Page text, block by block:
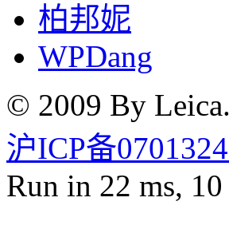
柏邦妮
WPDang
© 2009 By
沪ICP备
Run in 22 ms, 10